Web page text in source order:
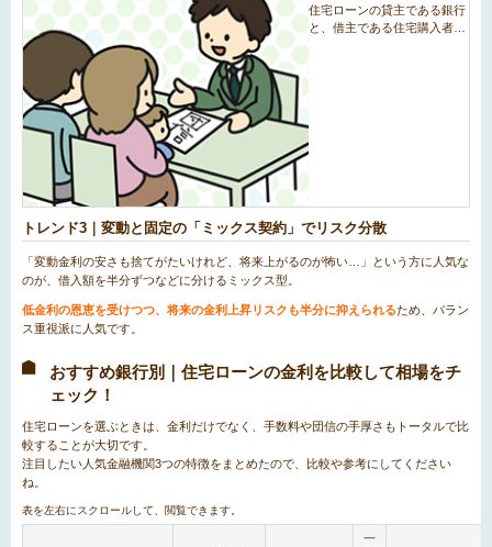
トレンド3｜変動と固定の「ミックス契約」でリスク分散
「変動金利の安さも捨てがたいけれど、将来上がるのが怖い…」という方に人気な
のが、借入額を半分ずつなどに分けるミックス型。
低金利の恩恵を受けつつ、将来の金利上昇リスクも半分に抑えられるため、バラン
ス重視派に人気です。
おすすめ銀行別｜住宅ローンの金利を比較して相場をチ
ェック！
住宅ローンを選ぶときは、金利だけでなく、手数料や団信の手厚さもトータルで比
較することが大切です。
注目したい人気金融機関3つの特徴をまとめたので、比較や参考にしてください
ね。
一